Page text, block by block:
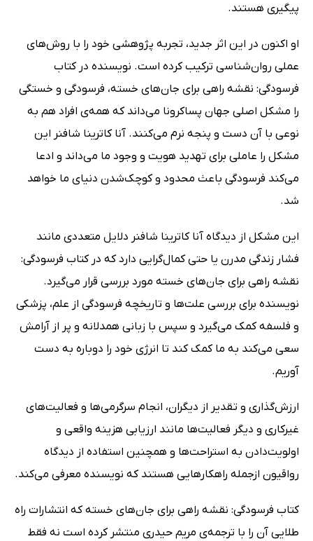
پیگیری هستند.
او اکنون در این اثر جدید، تجربه پژوهشی خود را با روش‌های
عملی روان‌شناسی ترکیب کرده است. نویسنده در کتاب
فرسودگی: نقشه راهی برای جان‌های خسته، فرسودگی و خستگی
را مشکل اصلی جهان پساکرونا می‌داند که همه‌ی افراد هم به
نوعی با آن دست و پنجه نرم می‌کنند. آنا کاترینا شافنر این
مشکل را عاملی برای تهدید هویت و وجود ما می‌داند و ادعا
می‌کند فرسودگی باعث محدود و کوچک‌شدن دنیای ما خواهد
شد.
این مشکل از دیدگاه آنا کاترینا شافنر دلایل متعددی مانند
فشار زندگی مدرن یا حتی کمال‌گرایی دارد که در کتاب فرسودگی:
نقشه راهی برای جان‌های خسته مورد بررسی قرار می‌گیرد.
نویسنده برای بررسی علت‌ها و تاریخچه فرسودگی از علم، پزشکی
و فلسفه کمک می‌گیرد و سپس با زبانی همدلانه و پر از آرامش
سعی می‌کند به ما کمک کند تا انرژی خود را دوباره به دست
آوریم.
ارزش‌گذاری و تقدیر از دیگران، انجام سرگرمی‌ها و فعالیت‌های
غیرکاری و دیگر فعالیت‌ها مانند ارزیابی هزینه واقعی و
اولویت‌دادن به استراحت‌ها و همچنین استفاده از دیدگاه
رواقیون ازجمله راهکارهایی هستند که نویسنده معرفی می‌کند.
کتاب فرسودگی: نقشه راهی برای جان‌های خسته که انتشارات راه
طلایی آن را با ترجمه‌ی مریم حیدری منتشر کرده است نه فقط